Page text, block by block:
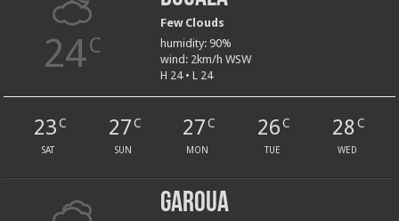
24C
Few Clouds
humidity: 90%
wind: 2km/h WSW
H 24 • L 24
23C
SAT
27C
SUN
27 C
MON
26 C
TUE
28 C
WED
Garoua